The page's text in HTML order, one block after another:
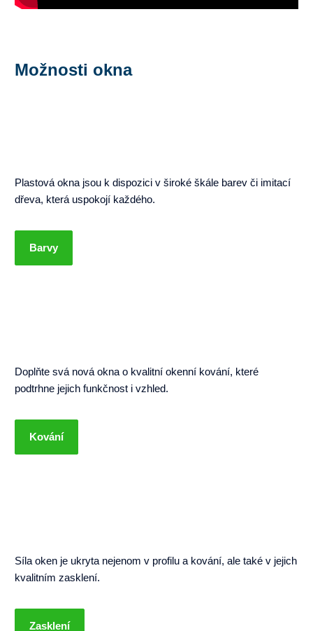
Možnosti okna
Plastová okna jsou k dispozici v široké škále barev či imitací
dřeva, která uspokojí každého.
Barvy
Doplňte svá nová okna o kvalitní okenní kování, které
podtrhne jejich funkčnost i vzhled.
Kování
Síla oken je ukryta nejenom v profilu a kování, ale také v jejich
kvalitním zasklení.
Zasklení